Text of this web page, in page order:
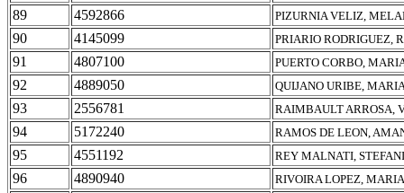
89
4592866 PIZURNIA VELIZ,
90 4145099 PRIARIO RODRIGUEZ,
91 4807100 PUERTO CORBO,
92 4889050 QUIJANO URIBE,
93 2556781 RAIMBAULT ARROSA,
94 5172240 RAMOS DE LEON,
95 4551192 REY MALNATI,
96 4890940 RIVOIRA LOPEZ,